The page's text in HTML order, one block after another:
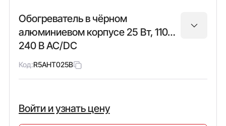
Обогреватель в чёрном
алюминиевом корпусе 25 Вт, 110…
240 В AC/DC
Код:R5AHT025B
Войти и узнать цену